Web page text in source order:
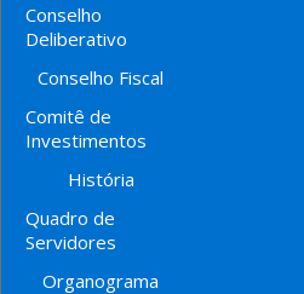
Conselho
Deliberativo
Conselho Fiscal
Comitê de
Investimentos
História
Quadro de
Servidores
Organograma